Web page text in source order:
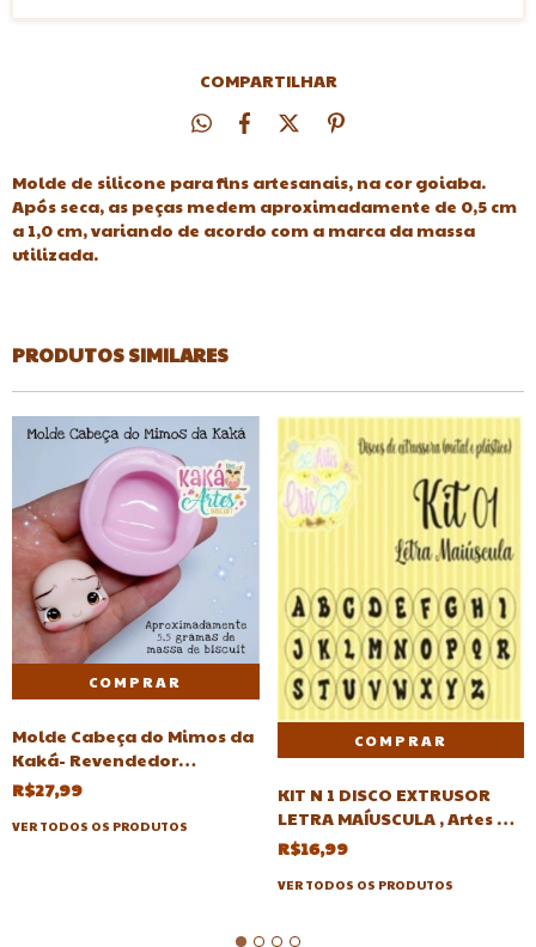
COMPARTILHAR
Molde de silicone para fins artesanais, na cor goiaba.
Após seca, as peças medem aproximadamente de 0,5 cm
a 1,0 cm, variando de acordo com a marca da massa
utilizada.
PRODUTOS SIMILARES
Molde Cabeça do Mimos da
Kaká- Revendedor
autorizado-cabeca-
cabeças
R$27,99
VER TODOS OS PRODUTOS
KIT N 1 DISCO EXTRUSOR
LETRA MAÍUSCULA , Artes da
Cris-discos-Extrusora
R$16,99
VER TODOS OS PRODUTOS